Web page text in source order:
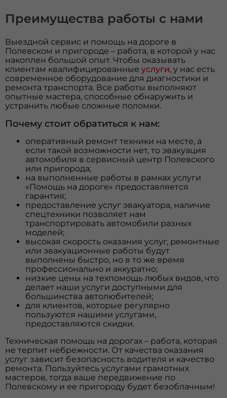
Преимущества работы с нами
Выездной сервис и помощь на дороге в
Полевском и пригороде – работа, в которой у нас
накоплен большой опыт. Чтобы оказывать
клиентам квалифицированныеуслуги, у нас есть
современное оборудование для диагностики и
ремонта транспорта. Все работы выполняют
опытные мастера, способные обнаружить и
устранить любые сложные поломки.
Почему стоит обратиться к нам:
оперативный ремонт техники на месте, а
если такой возможности нет, то эвакуация
автомобиля в сервисный центр Полевского
или пригорода;
на выполненные работы в рамках услуги
«Помощь на дороге» предоставляется
гарантия;
предоставление услуг эвакуатора, наличие
спецтехники позволяет нам
транспортировать автомобили разных
моделей;
высокая скорость оказания услуг, ремонтные
или эвакуационные работы будут
выполнены быстро, но в то же время
профессионально и аккуратно;
низкие цены на техпомощь любых видов, что
делает наши услуги доступными для
большинства автолюбителей;
для клиентов, которые регулярно
пользуются нашими услугами,
предоставляются скидки.
Техническая помощь на дорогах – работа, которая
не терпит небрежности. От качества оказания
услуг зависит безопасность водителя и качество
ремонта. Пользуйтесь услугами грамотных
мастеров, тогда ваше передвижение по
Полевскому и ее пригороду будет безоблачным!